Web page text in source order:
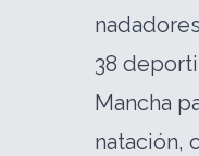
38
Mancha
natación,